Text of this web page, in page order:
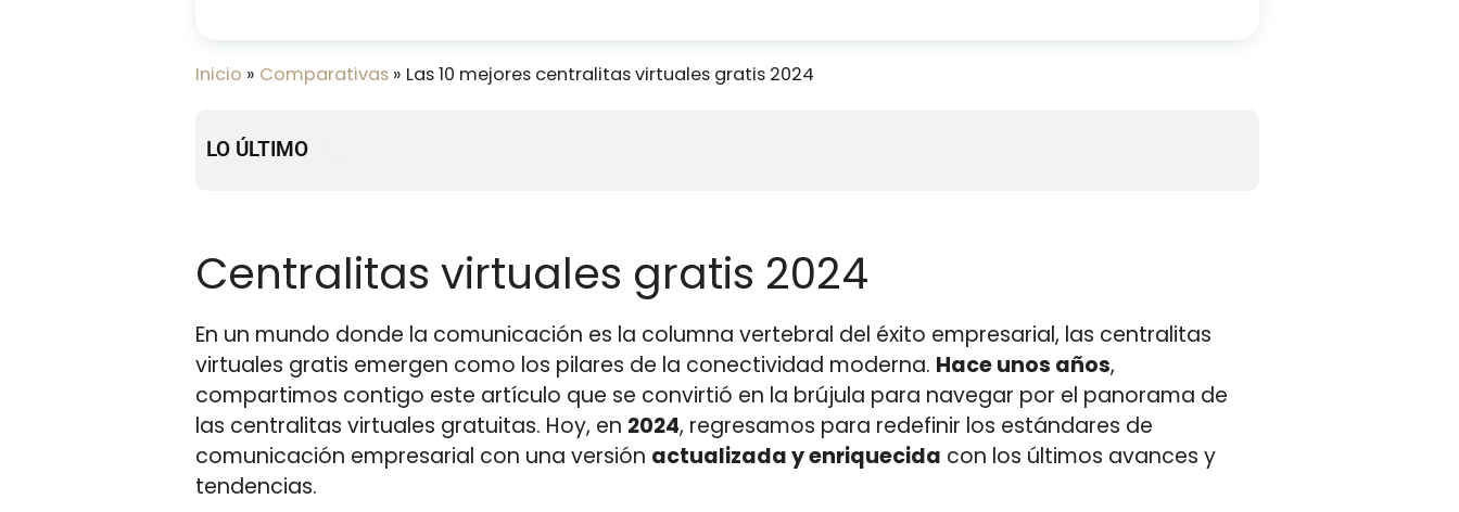
Inicio » Comparativas » Las 10 mejores centralitas virtuales gratis 2024
LO ÚLTIMO
Centralitas virtuales gratis 2024
En un mundo donde la comunicación es la columna vertebral del éxito empresarial, las centralitas
virtuales gratis emergen como los pilares de la conectividad moderna. Hace unos años,
compartimos contigo este artículo que se convirtió en la brújula para navegar por el panorama de
las centralitas virtuales gratuitas. Hoy, en 2024, regresamos para redefinir los estándares de
comunicación empresarial con una versión actualizada y enriquecida con los últimos avances y
tendencias.